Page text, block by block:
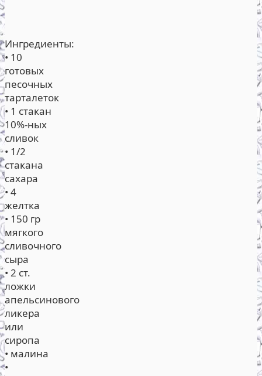
Ингредиенты:
• 10
готовых
песочных
тарталеток
• 1 стакан
10%-ных
сливок
• 1/2
стакана
сахара
• 4
желтка
• 150 гр
мягкого
сливочного
сыра
• 2 ст.
ложки
апельсинового
ликера
или
сиропа
• малина
•